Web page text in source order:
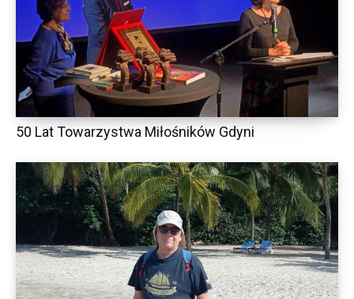
50 Lat Towarzystwa Miłośników Gdyni